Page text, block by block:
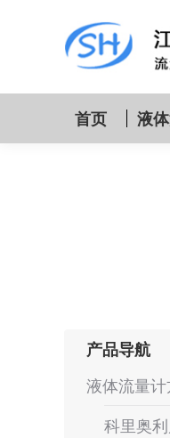
首页 液
产品导航
液体流量计
科里奥